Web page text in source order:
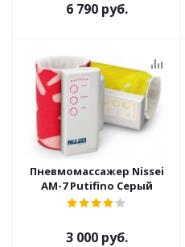
6 790 руб.
Пневмомассажер Nissei
AM-7 Putifino Серый
3 000 руб.